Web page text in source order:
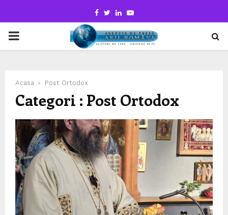
Facebook
TwitterLinkedinYoutube
PRIMARY
Acasa Post Ortodox
Categori : Post Ortodox